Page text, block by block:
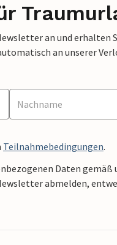
an und erhalten
an unserer
Teilnahmebedingungen.
Daten gemäß
abmelden,